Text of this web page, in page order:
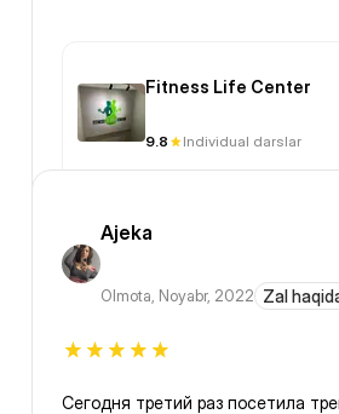
Fitness Life Center
9.8 Individual darslar
Ajeka
Olmota, Noyabr, 2022 Zal
Сегодня третий раз посетила